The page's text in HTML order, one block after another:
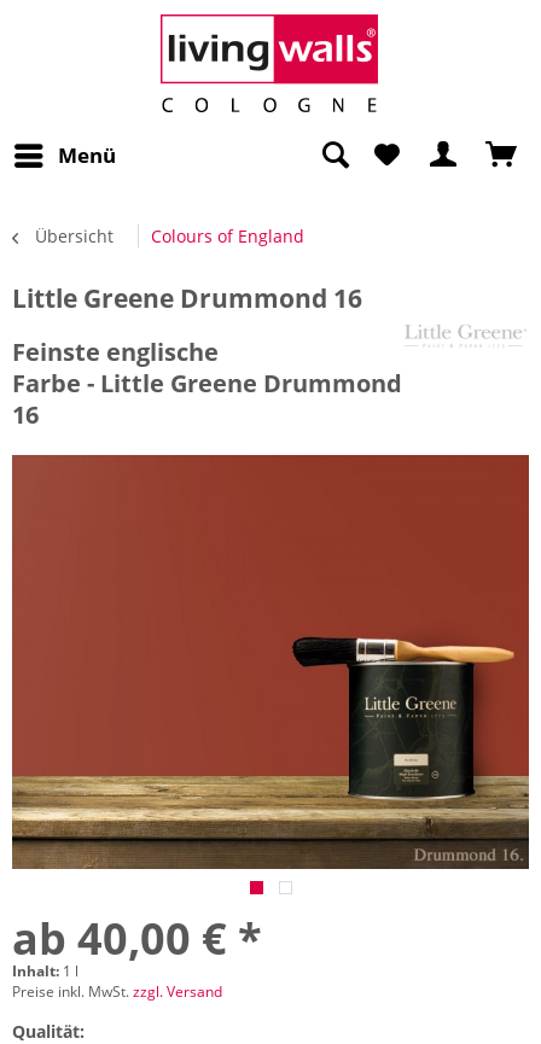
Menü
Übersicht Colours of England
Little Greene Drummond 16
Feinste englische
Farbe - Little Greene Drummond
16
ab 40,00 € *
Inhalt: 1 l
Preise inkl. MwSt.zzgl. Versand
Qualität: